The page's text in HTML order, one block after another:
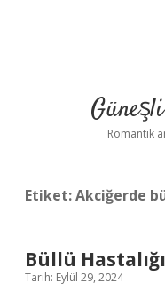
Romantik
Etiket:Akciğerde
Büllü
Tarih: Eylül 29, 2024